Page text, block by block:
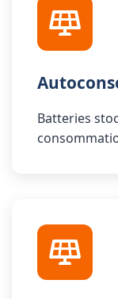
Batteries